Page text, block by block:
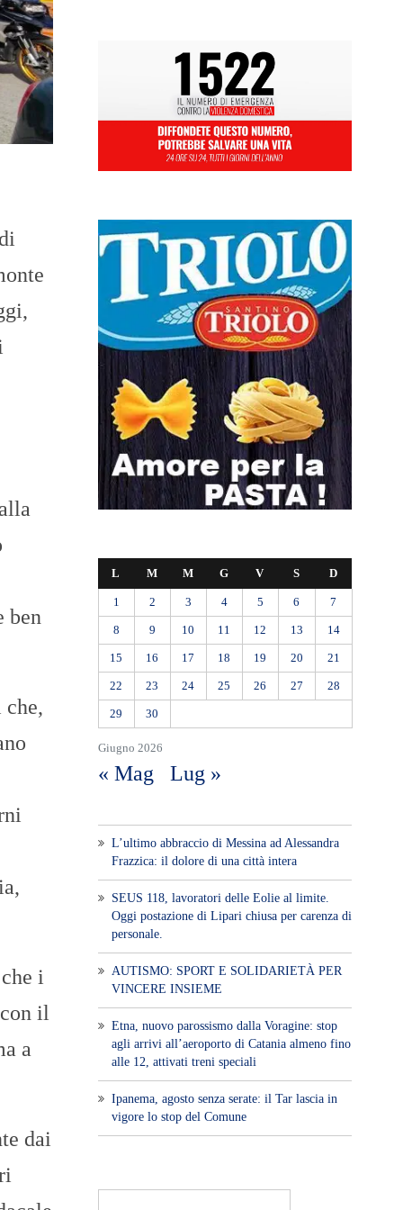
ben
i
il
a
dai
Giugno 2026
L M M G V S D
1 2 3 4 5 6 7
8 9 10 11 12 13 14
15 16 17 18 19 20 21
22 23 24 25 26 27 28
29 30
« Mag Lug »
L’ultimo abbraccio di Messina ad Alessandra
Frazzica: il dolore di una città intera
SEUS 118, lavoratori delle Eolie al limite.
Oggi postazione di Lipari chiusa per carenza di
personale.
AUTISMO: SPORT E SOLIDARIETÀ PER
VINCERE INSIEME
Etna, nuovo parossismo dalla Voragine: stop
agli arrivi all’aeroporto di Catania almeno fino
alle 12, attivati treni speciali
Ipanema, agosto senza serate: il Tar lascia in
vigore lo stop del Comune